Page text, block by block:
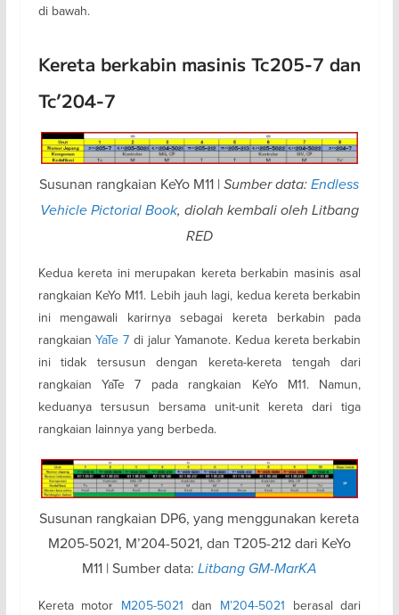
di bawah.
Kereta berkabin masinis Tc205-7 dan
Tc’204-7
Susunan rangkaian KeYo M11 |Sumber data:Endless
Vehicle Pictorial Book, diolah kembali oleh Litbang
RED
Kedua kereta ini merupakan kereta berkabin masinis asal
rangkaian KeYo M11. Lebih jauh lagi, kedua kereta berkabin
ini mengawali karirnya sebagai kereta berkabin pada
rangkaianYaTe 7 di jalur Yamanote. Kedua kereta berkabin
ini tidak tersusun dengan kereta-kereta tengah dari
rangkaian YaTe 7 pada rangkaian KeYo M11. Namun,
keduanya tersusun bersama unit-unit kereta dari tiga
rangkaian lainnya yang berbeda.
Susunan rangkaian DP6, yang menggunakan kereta
M205-5021, M’204-5021, dan T205-212 dari KeYo
M11 | Sumber data: Litbang GM-MarKA
Kereta motor M205-5021 dan M’204-5021 berasal dari